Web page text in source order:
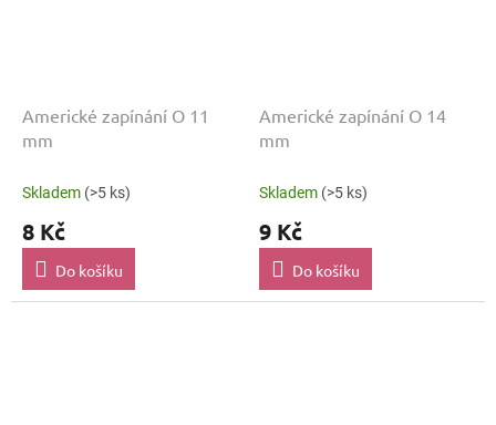
Americké zapínání O 11
mm
Skladem (>5 ks)
8 Kč
Do košíku
Americké zapínání O 14
mm
Skladem (>5 ks)
9 Kč
Do košíku